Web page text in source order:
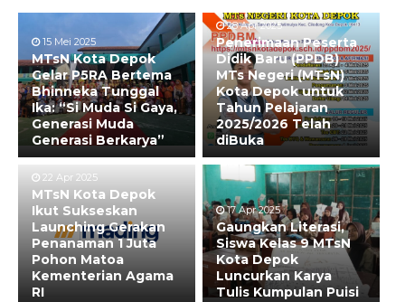
15 Mei 2025
MTsN Kota Depok
Gelar P5RA Bertema
Bhinneka Tunggal
Ika: “Si Muda Si Gaya,
Generasi Muda
Generasi Berkarya”
28 Apr 2025
Penerimaan Peserta
Didik Baru (PPDB)
MTs Negeri (MTsN)
Kota Depok untuk
Tahun Pelajaran
2025/2026 Telah
diBuka
22 Apr 2025
MTsN Kota Depok
Ikut Sukseskan
Launching Gerakan
Penanaman 1 Juta
Pohon Matoa
Kementerian Agama
RI
17 Apr 2025
Gaungkan Literasi,
Siswa Kelas 9 MTsN
Kota Depok
Luncurkan Karya
Tulis Kumpulan Puisi